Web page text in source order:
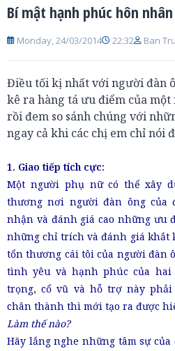
Bí mật hạnh phúc hôn nhân
Monday, 24/03/2014 22:32 Ban
Điều tối kị nhất với người đàn
kê ra hàng tá ưu điểm của
rồi đem so sánh chúng với
ngay cả khi các chị em chỉ nói
1. Giao tiếp tích cực:
Một người phụ nữ có thể xây
thương nơi người đàn ông của
nhận và đánh giá cao những ưu
những chỉ trích và đánh giá khắt
tổn thương cái tôi của người đàn
tình yêu và hạnh phúc của
trọng, cổ vũ và hỗ trợ này
chân thành thì mới tạo ra được
Làm thế nào?
Hãy lắng nghe những tâm sự của